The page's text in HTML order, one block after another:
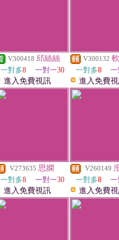
V300418 邱絲絲
一對多8 一對一30
進入免費視訊
V300132
一對多8
進入免費
V273635 思嫻
一對多8 一對一30
進入免費視訊
V260149
一對多8
進入免費